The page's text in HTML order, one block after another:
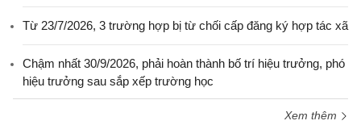
Từ 23/7/2026, 3 trường hợp bị từ chối cấp đăng ký hợp tác xã
Chậm nhất 30/9/2026, phải hoàn thành bố trí hiệu trưởng, phó
hiệu trưởng sau sắp xếp trường học
Xem thêm